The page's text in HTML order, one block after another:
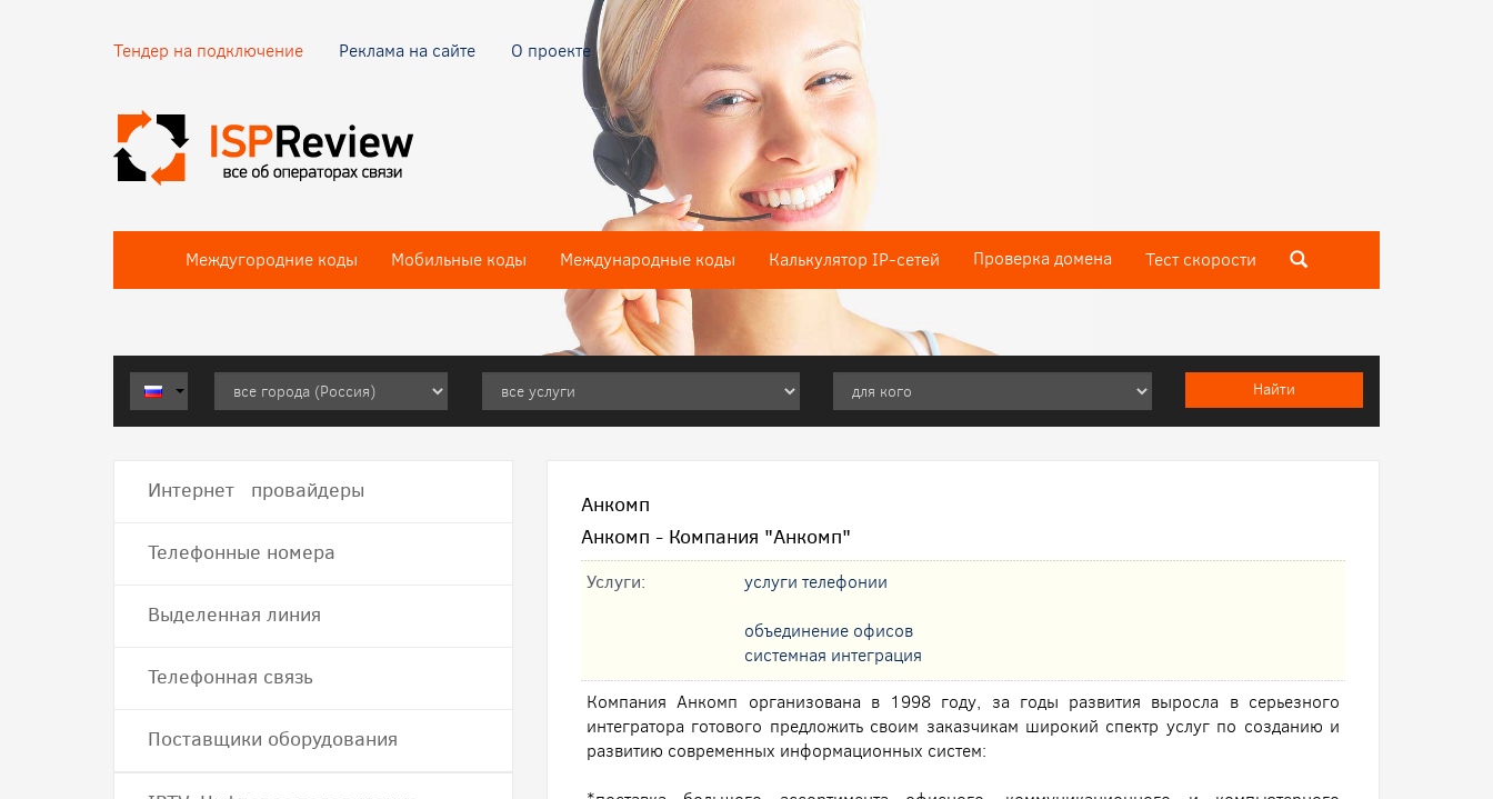
Тендер на подключение Реклама на сайте О проекте
Междугородние коды Мобильные коды Международные коды Калькулятор IP-сетей Проверка домена Тест скороcти
Анкомп
Анкомп - Компания "Анкомп"
Услуги: услуги телефонии
oбъединение офисов
системная интеграция
Компания Анкомп организована в 1998 году, за годы развития выросла в серьезного
интегратора готового предложить своим заказчикам широкий спектр услуг по созданию и
развитию современных информационных систем:
Интернет провайдеры
Телефонные номера
Выделенная линия
Телефонная связь
Поставщики оборудования